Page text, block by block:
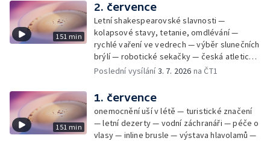
151 min
2. července
Letní shakespearovské slavnosti —
kolapsové stavy, tetanie, omdlévání —
rychlé vaření ve vedrech — výběr slunečních
brýlí — robotické sekačky — česká atletická
rekordmanka — psí seriál: výmarský
Poslední vysílání3. 7. 2026 na ČT1
151 min
1. července
onemocnění uší v létě — turistické značení
— letní dezerty — vodní záchranáři — péče o
vlasy — inline brusle — výstava hlavolamů —